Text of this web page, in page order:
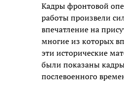
Кадры фронтовой
работы произвели
впечатление на
многие из которых
эти исторические
были показаны
послевоенного